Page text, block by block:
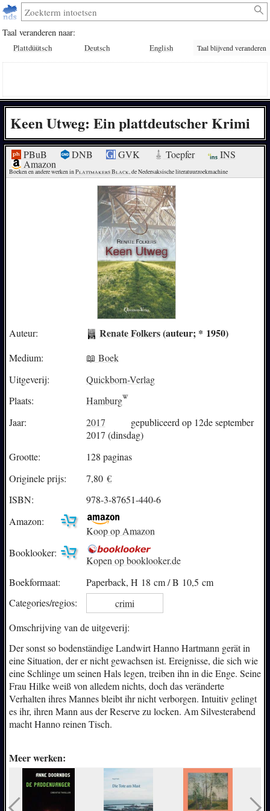
Taal veranderen naar:
Plattdüütsch Deutsch English Taal blijvend veranderen
Keen Utweg: Ein plattdeutscher Krimi
PBuB DNB GVK Toepfer INS
Amazon
Boeken en andere werken in Plattmakers Black, de Nedersaksische literatuurzoekmachine
Auteur: Renate Folkers(auteur; * 1950)
Medium:
📖 Boek
Uitgeverij:
Quickborn-Verlag
Plaats:
Hamburg
Jaar:
2017
gepubliceerd op 12de september
2017 (dinsdag)
Grootte:
128 paginas
Originele prijs:
7,80 €
ISBN:
978-3-87651-440-6
Amazon:
Koop op Amazon
Booklooker:
Kopen op booklooker.de
Boekformaat:
Paperback, H 18 cm / B 10,5 cm
Categories/regios:
crimi
Omschrijving van de uitgeverij:
Der sonst so bodenständige Landwirt Hanno Hartmann gerät in
eine Situation, der er nicht gewachsen ist. Ereignisse, die sich wie
eine Schlinge um seinen Hals legen, treiben ihn in die Enge. Seine
Frau Hilke weiß von alledem nichts, doch das veränderte
Verhalten ihres Mannes bleibt ihr nicht verborgen. Intuitiv gelingt
es ihr, ihren Mann aus der Reserve zu locken. Am Silvesterabend
macht Hanno reinen Tisch.
Meer werken: